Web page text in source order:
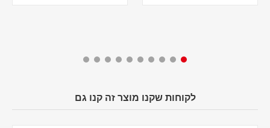
לקוחות שקנו מוצר זה קנו גם